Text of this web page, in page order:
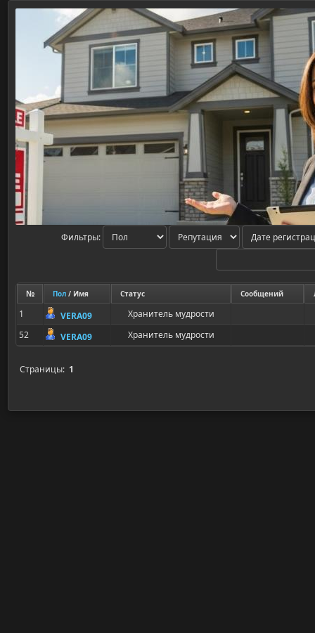
Фильтры:
№ Пол / Имя Статус Сообщений
1 VERA09
Хранитель мудрости
52
VERA09 Хранитель мудрости
Страницы: 1